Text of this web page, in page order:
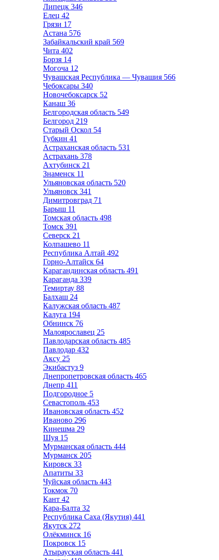
Липецк 346
Елец 42
Грязи 17
Астана 576
Забайкальский край 569
Чита 402
Борзя 14
Могоча 12
Чувашская Республика — Чувашия 566
Чебоксары 340
Новочебоксарск 52
Канаш 36
Белгородская область 549
Белгород 219
Старый Оскол 54
Губкин 41
Астраханская область 531
Астрахань 378
Ахтубинск 21
Знаменск 11
Ульяновская область 520
Ульяновск 341
Димитровград 71
Барыш 11
Томская область 498
Томск 391
Северск 21
Колпашево 11
Республика Алтай 492
Горно-Алтайск 64
Карагандинская область 491
Караганда 339
Темиртау 88
Балхаш 24
Калужская область 487
Калуга 194
Обнинск 76
Малоярославец 25
Павлодарская область 485
Павлодар 432
Аксу 25
Экибастуз 9
Днепропетровская область 465
Днепр 411
Подгородное 5
Севастополь 453
Ивановская область 452
Иваново 296
Кинешма 29
Шуя 15
Мурманская область 444
Мурманск 205
Кировск 33
Апатиты 33
Чуйская область 443
Токмок 70
Кант 42
Кара-Балта 32
Республика Саха (Якутия) 441
Якутск 272
Олёкминск 16
Покровск 15
Атырауская область 441